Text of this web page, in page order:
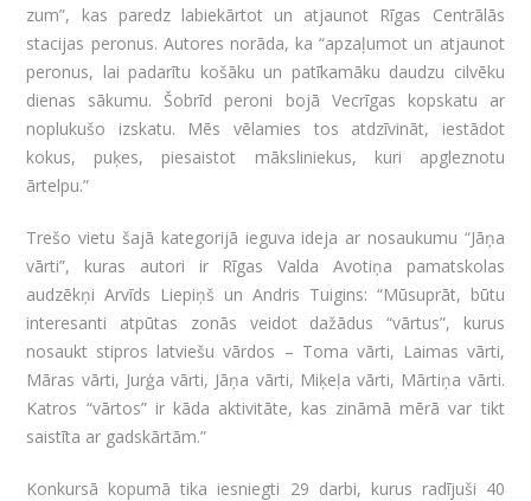
zum”, kas paredz labiekārtot un atjaunot Rīgas Centrālās
stacijas peronus. Autores norāda, ka “apzaļumot un atjaunot
peronus, lai padarītu košāku un patīkamāku daudzu cilvēku
dienas sākumu. Šobrīd peroni bojā Vecrīgas kopskatu ar
noplukušo izskatu. Mēs vēlamies tos atdzīvināt, iestādot
kokus, puķes, piesaistot māksliniekus, kuri apgleznotu
ārtelpu.”
Trešo vietu šajā kategorijā ieguva ideja ar nosaukumu “Jāņa
vārti”, kuras autori ir Rīgas Valda Avotiņa pamatskolas
audzēkņi Arvīds Liepiņš un Andris Tuigins: “Mūsuprāt, būtu
interesanti atpūtas zonās veidot dažādus “vārtus”, kurus
nosaukt stipros latviešu vārdos – Toma vārti, Laimas vārti,
Māras vārti, Jurģa vārti, Jāņa vārti, Miķeļa vārti, Mārtiņa vārti.
Katros “vārtos” ir kāda aktivitāte, kas zināmā mērā var tikt
saistīta ar gadskārtām.”
Konkursā kopumā tika iesniegti 29 darbi, kurus radījuši 40